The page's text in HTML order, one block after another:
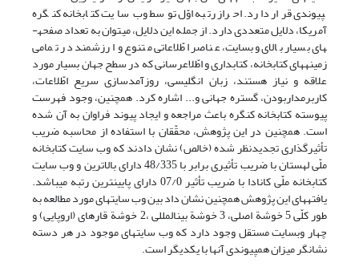
پیوندی قرار دارد. احراز رتبه اوّل توسط وب سایت کتابخانه کنگره
آمریکا، دلایل متعددی دارد. از جمله این دلایل، می­توان به تعداد صفحه­
های بسیار بالای وب­سایت، عناصر اطّلاعاتی متنوع و ارزشمند در تمامی
زمینه­های کتابخانه، کتابداری و اطّلاع­رسانی که در سطح جهان بسیار مورد
علاقه و نیاز هستند، زبان انگلیسی، روزآمدسازی سریع اطّلاعات،
کاربرمداربودن، گستره جهانی و... اشاره کرد. همچنین، وجود فهرست
پیوسته کتابخانه کنگره باعث مراجعه و ایجاد پیوند فراوان به آن شده
است. همچنین در این پژوهش، محقّقان با استفاده از محاسبه ضریب
تأثیرگذاری تجدیدنظر شده (خالص) نشان دادند که وب سایت کتابخانه
ملّی لهستان با ضریب تأثیری برابر با 48/335 دارای بالاترین و وب سایت
کتابخانه ملّی کانادا با ضریب تأثیر 07/0 دارای پایین­ترین رتبه می­باشد.
یافته­های این پژوهش همچنین نشان داد بین وب سایتهای مورد مطالعه به
طور کلّی 5 خوشة اصلی، 3 خوشة بین­المللی ،2 خوشة قاره­ای (اروپایی) و
چهار وب­سایت مستقل وجود دارد که وب سایتهای موجود در هر دسته
نشانگر میزان هم­پیوندی آنها با یکدیگر است.